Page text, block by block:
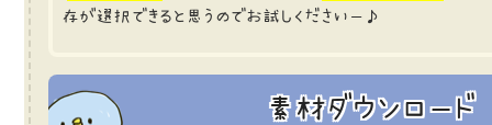
存が選択できると思うのでお試しくださいー♪
素材ダウンロード